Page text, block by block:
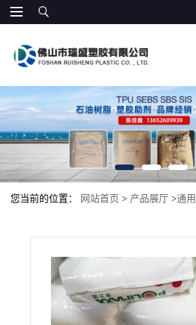
您当前的位置： 网站首页 > 产品展厅 >通